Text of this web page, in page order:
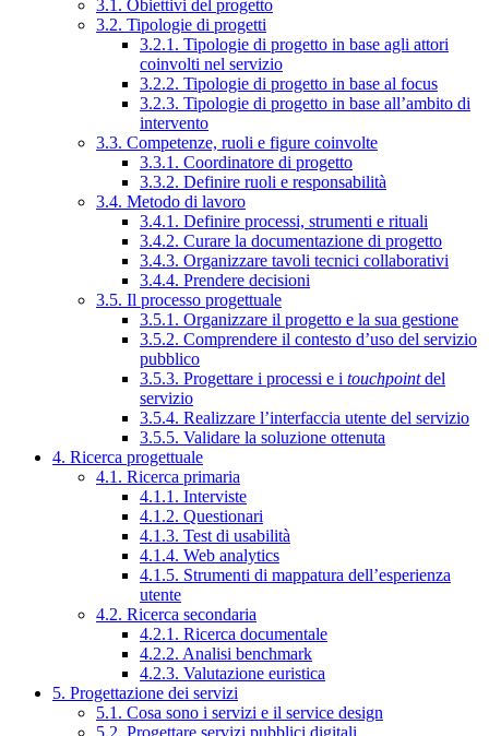
3.1. Obiettivi del progetto
3.2. Tipologie di progetti
3.2.1. Tipologie di progetto in base agli attori
coinvolti nel servizio
3.2.2. Tipologie di progetto in base al focus
3.2.3. Tipologie di progetto in base all’ambito di
intervento
3.3. Competenze, ruoli e figure coinvolte
3.3.1. Coordinatore di progetto
3.3.2. Definire ruoli e responsabilità
3.4. Metodo di lavoro
3.4.1. Definire processi, strumenti e rituali
3.4.2. Curare la documentazione di progetto
3.4.3. Organizzare tavoli tecnici collaborativi
3.4.4. Prendere decisioni
3.5. Il processo progettuale
3.5.1. Organizzare il progetto e la sua gestione
3.5.2. Comprendere il contesto d’uso del servizio
pubblico
3.5.3. Progettare i processi e i touchpointdel
servizio
3.5.4. Realizzare l’interfaccia utente del servizio
3.5.5. Validare la soluzione ottenuta
4. Ricerca progettuale
4.1. Ricerca primaria
4.1.1. Interviste
4.1.2. Questionari
4.1.3. Test di usabilità
4.1.4. Web analytics
4.1.5. Strumenti di mappatura dell’esperienza
utente
4.2. Ricerca secondaria
4.2.1. Ricerca documentale
4.2.2. Analisi benchmark
4.2.3. Valutazione euristica
5. Progettazione dei servizi
5.1. Cosa sono i servizi e il service design
5.2. Progettare servizi pubblici digitali